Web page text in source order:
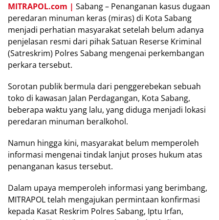
MITRAPOL.com | Sabang – Penanganan kasus dugaan
peredaran minuman keras (miras) di Kota Sabang
menjadi perhatian masyarakat setelah belum adanya
penjelasan resmi dari pihak Satuan Reserse Kriminal
(Satreskrim) Polres Sabang mengenai perkembangan
perkara tersebut.
Sorotan publik bermula dari penggerebekan sebuah
toko di kawasan Jalan Perdagangan, Kota Sabang,
beberapa waktu yang lalu, yang diduga menjadi lokasi
peredaran minuman beralkohol.
Namun hingga kini, masyarakat belum memperoleh
informasi mengenai tindak lanjut proses hukum atas
penanganan kasus tersebut.
Dalam upaya memperoleh informasi yang berimbang,
MITRAPOL telah mengajukan permintaan konfirmasi
kepada Kasat Reskrim Polres Sabang, Iptu Irfan,